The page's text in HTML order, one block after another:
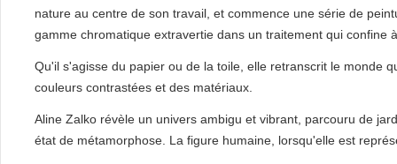
nature au centre de son travail, et commence une série de
gamme chromatique extravertie dans un traitement qui confine
Qu'il s'agisse du papier ou de la toile, elle retranscrit le monde
couleurs contrastées et des matériaux.
Aline Zalko révèle un univers ambigu et vibrant, parcouru de
état de métamorphose. La figure humaine, lorsqu'elle est